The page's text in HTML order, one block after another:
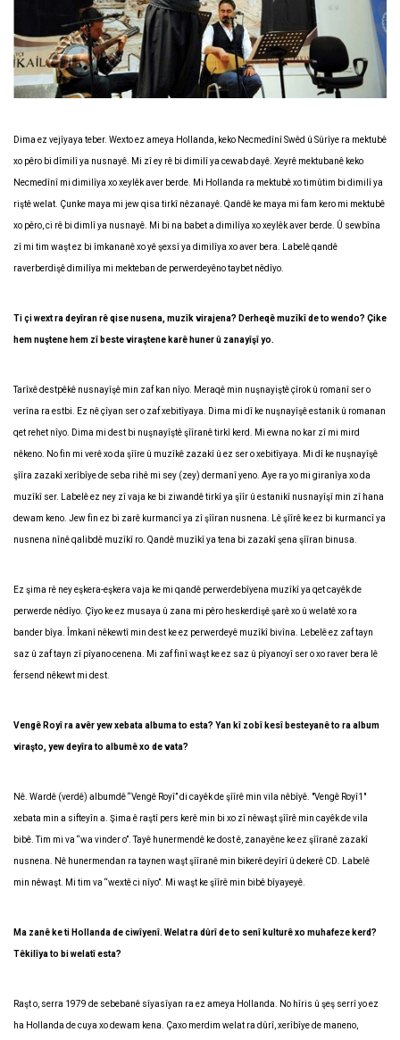
Dima ez vejîyaya teber. Wexto ez ameya Hollanda, keko Necmedînî Swêd û Sûrîye ra mektubê
xo pêro bi dîmilî ya nusnayê. Mi zî ey rê bi dimilî ya cewab dayê. Xeyrê mektubanê keko
Necmedînî mi dimilîya xo xeylêk aver berde. Mi Hollanda ra mektubê xo timûtim bi dimilî ya
riştê welat. Çunke maya mi jew qisa tirkî nêzanayê. Qandê ke maya mi fam kero mi mektubê
xo pêro, ci rê bi dimlî ya nusnayê. Mi bi na babet a dimilîya xo xeylêk aver berde. Û sewbîna
zî mi tim waşt ez bi îmkananê xo yê şexsî ya dimilîya xo aver bera. Labelê qandê
raverberdişê dimilîya mi mekteban de perwerdeyêno taybet nêdîyo.
Ti çi wext ra deyîran rê qise nusena, muzîk virajena? Derheqê muzîkî de to wendo? Çike
hem nuştene hem zî beste viraştene karê huner û zanayîşî yo.
Tarîxê destpêkê nusnayîşê min zaf kan nîyo. Meraqê min nuşnayiştê çîrok û romanî ser o
verîna ra estbi. Ez nê çîyan ser o zaf xebitîyaya. Dima mi dî ke nuşnayîşê estanik û romanan
qet rehet nîyo. Dima mi dest bi nuşnayîştê şîîranê tirkî kerd. Mi ewna no kar zî mi mird
nêkeno. No fin mi verê xo da şîîre û muzîkê zazakî û ez ser o xebitîyaya. Mi dî ke nuşnayîşê
şîîra zazakî xerîbîye de seba rihê mi sey (zey) dermanî yeno. Aye ra yo mi giranîya xo da
muzîkî ser. Labelê ez ney zî vaja ke bi ziwandê tirkî ya şîîr û estanikî nusnayîşî min zî hana
dewam keno. Jew fin ez bi zarê kurmancî ya zî şîîran nusnena. Lê şîîrê ke ez bi kurmancî ya
nusnena nînê qalibdê muzîkî ro. Qandê muzîkî ya tena bi zazakî şena şîîran binusa.
Ez şima rê ney eşkera-eşkera vaja ke mi qandê perwerdebîyena muzîkî ya qet cayêk de
perwerde nêdîyo. Çîyo ke ez musaya û zana mi pêro heskerdişê şarê xo û welatê xo ra
bander bîya. Îmkanî nêkewtî min dest ke ez perwerdeyê muzîkî bivîna. Lebelê ez zaf tayn
saz û zaf tayn zî pîyano cenena. Mi zaf finî waşt ke ez saz û pîyanoyî ser o xo raver bera lê
fersend nêkewt mi dest.
Vengê Royî ra avêr yew xebata albuma to esta? Yan kî zobî kesî besteyanê to ra album
viraşto, yew deyîra to albumê xo de vata?
Nê. Wardê (verdê) albumdê “Vengê Royî” di cayêk de şîîrê min vila nêbîyê. "Vengê Royî1"
xebata min a sifteyîn a. Şima ê raştî pers kerê min bi xo zî nêwaşt şîîrê min cayêk de vila
bibê. Tim mi va “wa vinder o”. Tayê hunermendê ke dost ê, zanayêne ke ez şîîranê zazakî
nusnena. Nê hunermendan ra taynen waşt şîîranê min bikerê deyîrî û dekerê CD. Labelê
min nêwaşt. Mi tim va “wextê ci nîyo”. Mi waşt ke şîîrê min bibê bîyayeyê.
Ma zanê ke ti Hollanda de ciwîyenî. Welat ra dûrî de to senî kulturê xo muhafeze kerd?
Têkilîya to bi welatî esta?
Raşt o, serra 1979 de sebebanê sîyasîyan ra ez ameya Hollanda. No hîris û şeş serrî yo ez
ha Hollanda de cuya xo dewam kena. Çaxo merdim welat ra dûrî, xerîbîye de maneno,